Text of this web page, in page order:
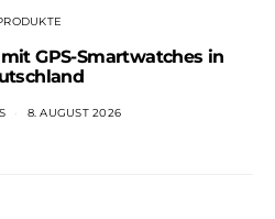
GPS-Smartwatches in
8. AUGUST 2026